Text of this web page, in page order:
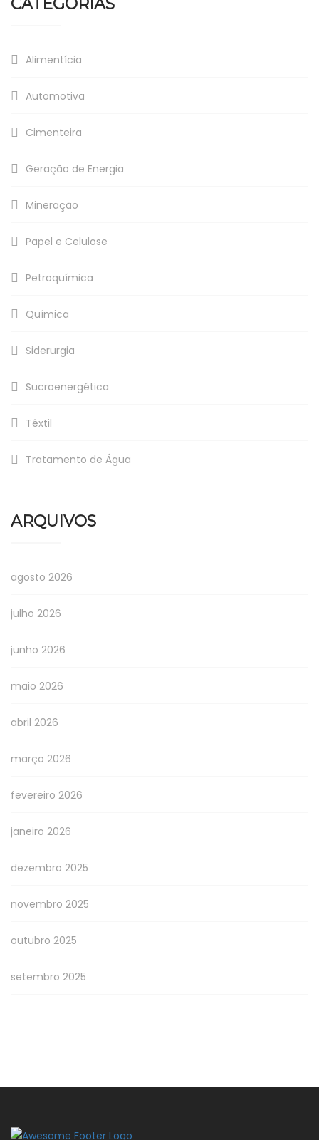
CATEGORIAS
Alimentícia
Automotiva
Cimenteira
Geração de Energia
Mineração
Papel e Celulose
Petroquímica
Química
Siderurgia
Sucroenergética
Têxtil
Tratamento de Água
ARQUIVOS
agosto 2026
julho 2026
junho 2026
maio 2026
abril 2026
março 2026
fevereiro 2026
janeiro 2026
dezembro 2025
novembro 2025
outubro 2025
setembro 2025